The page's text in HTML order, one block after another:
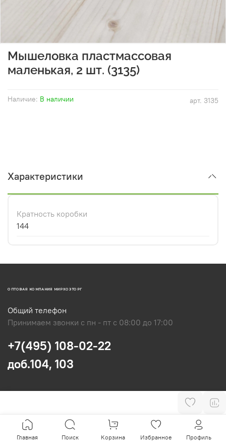
арт. 3135
Наличие: В наличии
Мышеловка пластмассовая
маленькая, 2 шт. (3135)
Характеристики
Кратность коробки
144
ОПТОВАЯ КОМПАНИЯ МИРХОЗТОРГ
Общий телефон
Принимаем звонки с пн - пт с 08:00 до 17:00
+7(495) 108-02-22
доб.104, 103
Главная Поиск Корзина Избранное Профиль